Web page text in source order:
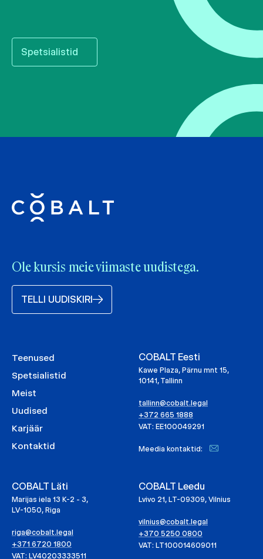
Spetsialistid
Ole kursis meie viimaste uudistega.
TELLI UUDISKIRI
Teenused
Spetsialistid
Meist
Uudised
Karjäär
Kontaktid
COBALT Eesti
Kawe Plaza, Pärnu mnt 15,
10141, Tallinn
tallinn@cobalt.legal
+372 665 1888
VAT: EE100049291
Meedia kontaktid:
COBALT Läti
Marijas iela 13 K-2 - 3,
LV-1050, Riga
riga@cobalt.legal
+371 6720 1800
VAT: LV40203333511
COBALT Leedu
Lvivo 21, LT-09309, Vilnius
vilnius@cobalt.legal
+370 5250 0800
VAT: LT100014609011